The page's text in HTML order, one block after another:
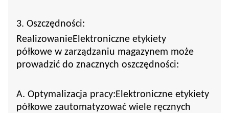
3. Oszczędności:
RealizowanieElektroniczne etykiety
półkowe w zarządzaniu magazynem może
prowadzić do znacznych oszczędności:
A. Optymalizacja pracy: Elektroniczne etykiety
półkowe zautomatyzować wiele ręcznych